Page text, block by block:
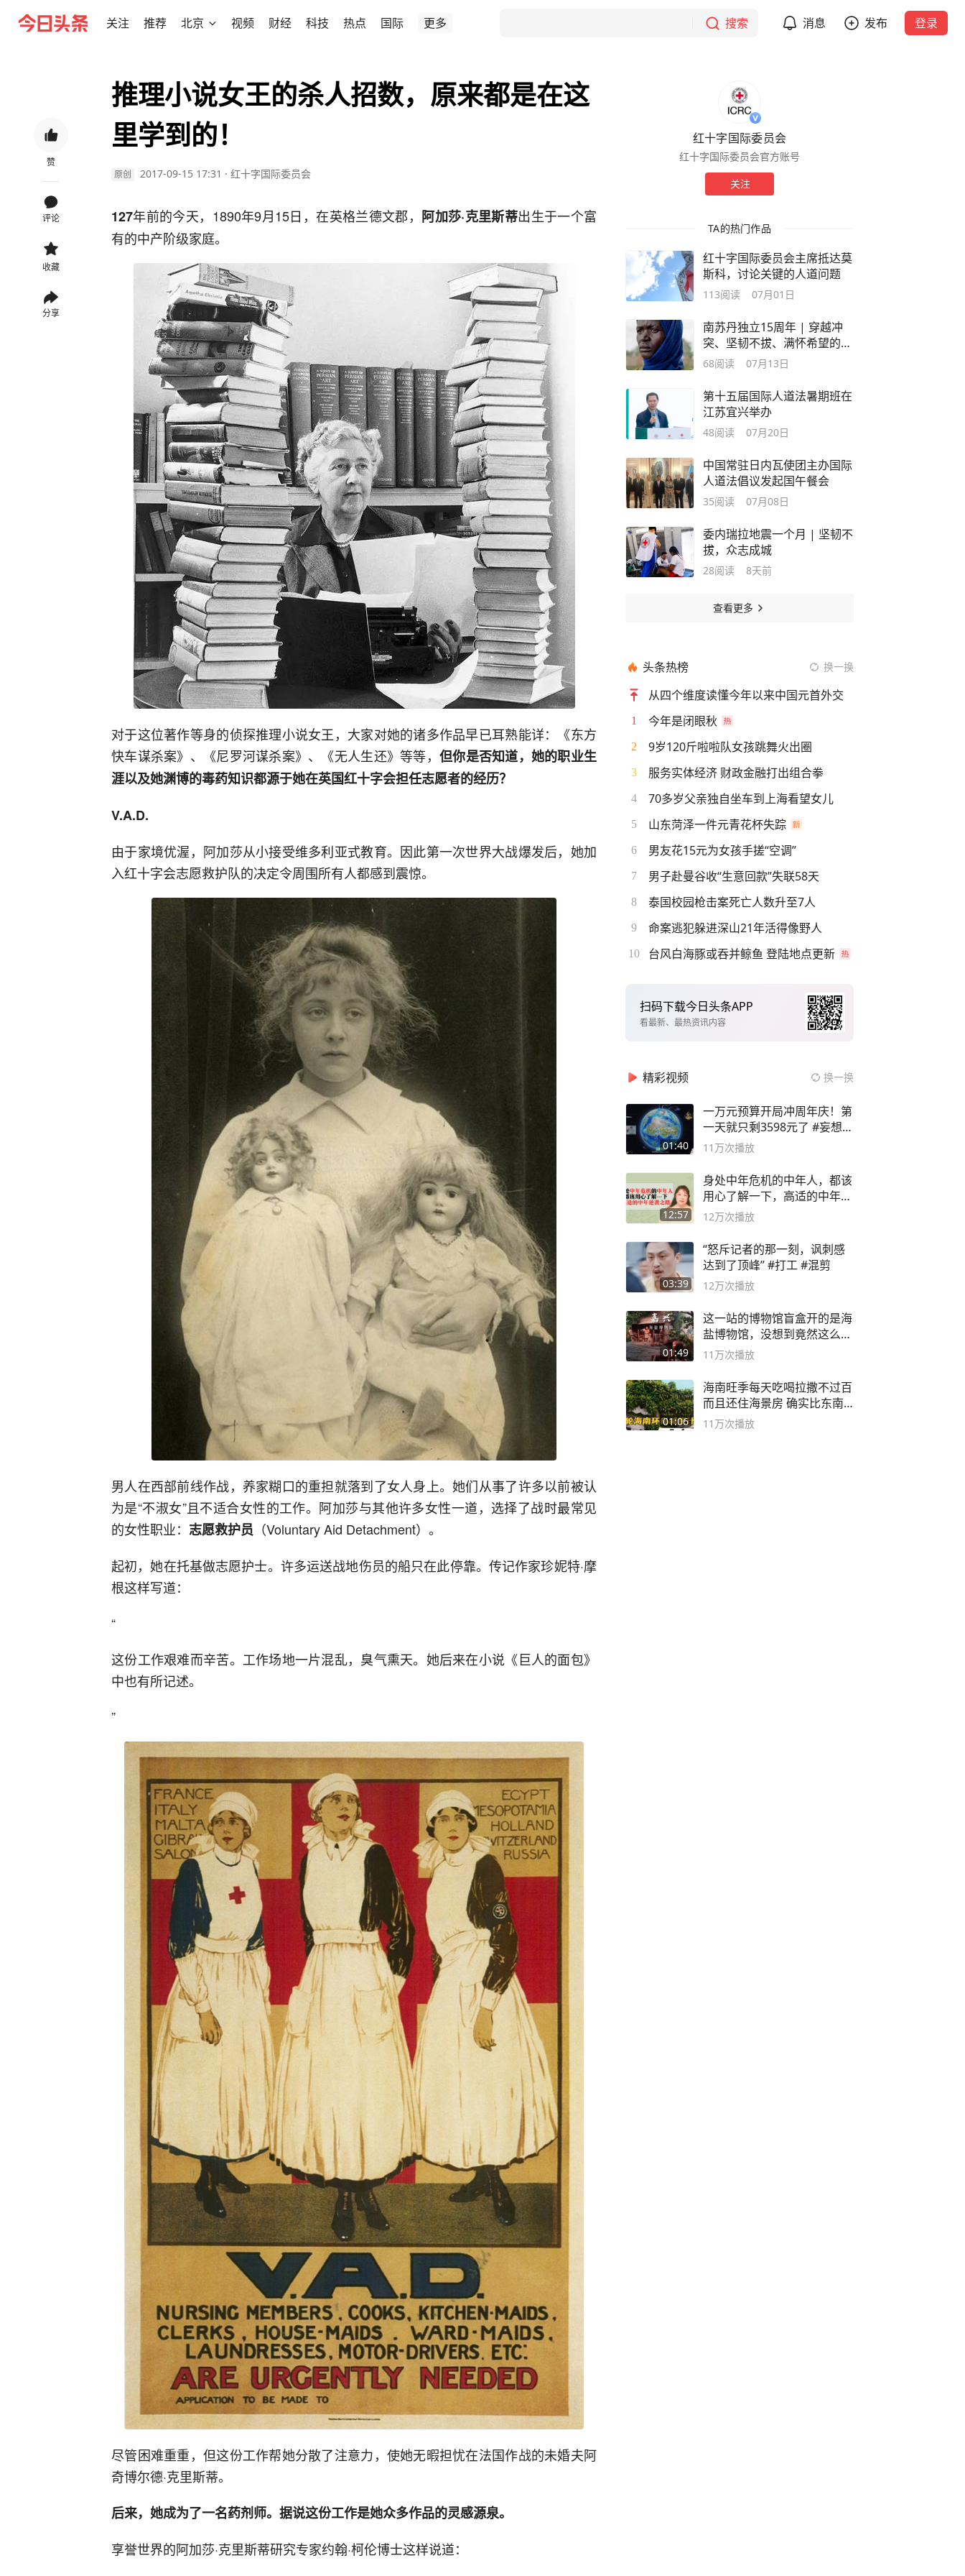
关注 推荐 北京 视频 财经 科技 热点 国际 更多 搜索 消息 发布 登录
赞
评论
收藏
分享
推理小说女王的杀人招数，原来都是在这
里学到的！
原创 2017-09-15 17:31 · 红十字国际委员会
127年前的今天，1890年9月15日，在英格兰德文郡， 阿加莎·克里斯蒂出生于一个富
有的中产阶级家庭。
对于这位著作等身的侦探推理小说女王，大家对她的诸多作品早已耳熟能详：《东方
快车谋杀案》、《尼罗河谋杀案》、《无人生还》等等， 但你是否知道，她的职业生
涯以及她渊博的毒药知识都源于她在英国红十字会担任志愿者的经历？
V.A.D.
由于家境优渥，阿加莎从小接受维多利亚式教育。因此第一次世界大战爆发后，她加
入红十字会志愿救护队的决定令周围所有人都感到震惊。
男人在西部前线作战，养家糊口的重担就落到了女人身上。她们从事了许多以前被认
为是“不淑女”且不适合女性的工作。阿加莎与其他许多女性一道，选择了战时最常见
的女性职业： 志愿救护员 （Voluntary Aid Detachment）。
起初，她在托基做志愿护士。许多运送战地伤员的船只在此停靠。传记作家珍妮特·摩
根这样写道：
“
这份工作艰难而辛苦。工作场地一片混乱，臭气熏天。她后来在小说《巨人的面包》
中也有所记述。
”
尽管困难重重，但这份工作帮她分散了注意力，使她无暇担忧在法国作战的未婚夫阿
奇博尔德·克里斯蒂。
后来，她成为了一名药剂师。据说这份工作是她众多作品的灵感源泉。
享誉世界的阿加莎·克里斯蒂研究专家约翰·柯伦博士这样说道：
红十字国际委员会
红十字国际委员会官方账号
关注
TA的热门作品
红十字国际委员会主席抵达莫
斯科，讨论关键的人道问题
113阅读 07月01日
南苏丹独立15周年 | 穿越冲
突、坚韧不拔、满怀希望的人
道历程
68阅读 07月13日
第十五届国际人道法暑期班在
江苏宜兴举办
48阅读 07月20日
中国常驻日内瓦使团主办国际
人道法倡议发起国午餐会
35阅读 07月08日
委内瑞拉地震一个月 | 坚韧不
拔，众志成城
28阅读 8天前
查看更多
头条热榜 换一换
从四个维度读懂今年以来中国元首外交
1 今年是闭眼秋
2 9岁120斤啦啦队女孩跳舞火出圈
3 服务实体经济 财政金融打出组合拳
4 70多岁父亲独自坐车到上海看望女儿
5 山东菏泽一件元青花杯失踪
6 男友花15元为女孩手搓“空调”
7 男子赴曼谷收“生意回款”失联58天
8 泰国校园枪击案死亡人数升至7人
9 命案逃犯躲进深山21年活得像野人
10 台风白海豚或吞并鲸鱼 登陆地点更新
扫码下载今日头条APP
看最新、最热资讯内容
精彩视频 换一换
01:40
一万元预算开局冲周年庆！第
一天就只剩3598元了 #妄想山
海
11万次播放
12:57
身处中年危机的中年人，都该
用心了解一下，高适的中年逆
袭之路
12万次播放
03:39
“怒斥记者的那一刻，讽刺感
达到了顶峰” #打工 #混剪
12万次播放
01:49
这一站的博物馆盲盒开的是海
盐博物馆，没想到竟然这么好
逛！
11万次播放
01:06
海南旺季每天吃喝拉撒不过百
而且还住海景房 确实比东南
亚合适
11万次播放